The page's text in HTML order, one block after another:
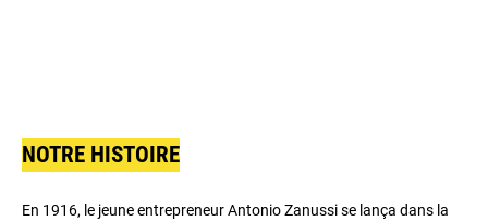
NOTRE HISTOIRE
En 1916, le jeune entrepreneur Antonio Zanussi se lança dans la